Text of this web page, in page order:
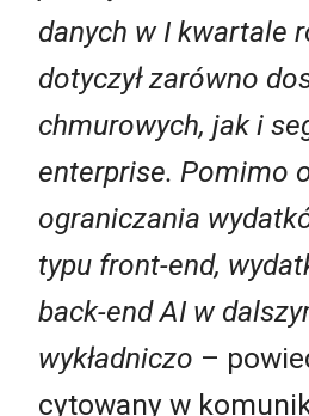
danych w I kwartale
dotyczył zarówno
chmurowych, jak i
enterprise. Pomimo
ograniczania
typu front-end,
back-end AI w
wykładniczo –
cytowany w